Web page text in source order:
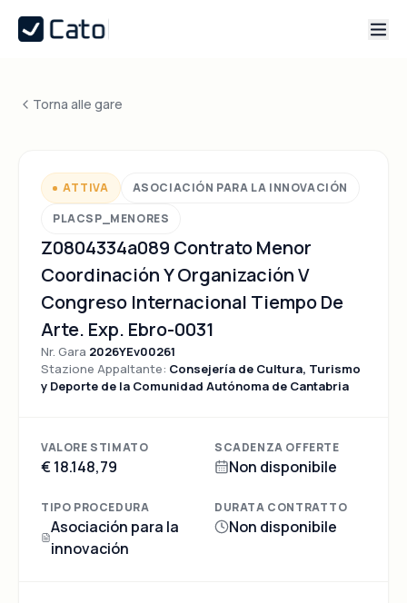
Torna alle gare
ATTIVA
ASOCIACIÓN PARA LA INNOVACIÓN
PLACSP_MENORES
Z0804334a089 Contrato Menor
Coordinación Y Organización V
Congreso Internacional Tiempo De
Arte. Exp. Ebro-0031
Nr. Gara 2026YEv00261
Stazione Appaltante: Consejería de Cultura, Turismo
y Deporte de la Comunidad Autónoma de Cantabria
VALORE STIMATO
€ 18.148,79
SCADENZA OFFERTE
Non disponibile
TIPO PROCEDURA
Asociación para la
innovación
DURATA CONTRATTO
Non disponibile